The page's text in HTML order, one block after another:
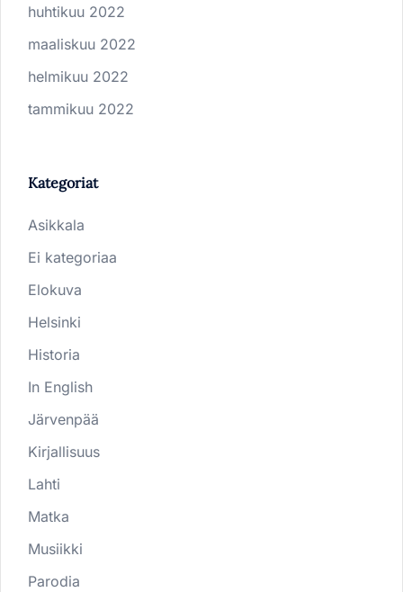
huhtikuu 2022
maaliskuu 2022
helmikuu 2022
tammikuu 2022
Kategoriat
Asikkala
Ei kategoriaa
Elokuva
Helsinki
Historia
In English
Järvenpää
Kirjallisuus
Lahti
Matka
Musiikki
Parodia